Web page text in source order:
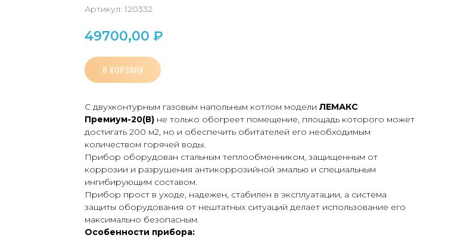
Артикул: 120332
49700,00 ₽
В КОРЗИНУ
С двухконтурным газовым напольным котлом модели ЛЕМАКС
Премиум-20(В) не только обогреет помещение, площадь которого может
достигать 200 м2, но и обеспечить обитателей его необходимым
количеством горячей воды.
Прибор оборудован стальным теплообменником, защищенным от
коррозии и разрушения антикоррозийной эмалью и специальным
ингибирующим составом.
Прибор прост в уходе, надежен, стабилен в эксплуатации, а система
защиты оборудования от нештатных ситуаций делает использование его
максимально безопасным.
Особенности прибора: